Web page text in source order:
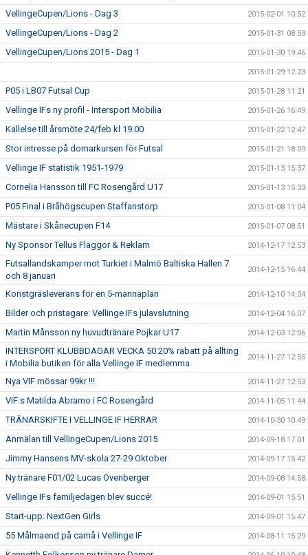
VellingeCupen/Lions - Dag 3 2015-02-01 10:52
VellingeCupen/Lions - Dag 2 2015-01-31 08:59
VellingeCupen/Lions 2015 - Dag 1 2015-01-30 19:46
2015-01-29 12:23
P05 i LB07 Futsal Cup 2015-01-28 11:21
Vellinge IFs ny profil - Intersport Mobilia 2015-01-26 16:49
Kallelse till årsmöte 24/feb kl 19.00 2015-01-22 12:47
Stor intresse på domarkursen för Futsal 2015-01-21 18:09
Vellinge IF statistik 1951-1979 2015-01-13 15:37
Cornelia Hansson till FC Rosengård U17 2015-01-13 15:33
P05 Final i Bråhögscupen Staffanstorp 2015-01-08 11:04
Mästare i Skånecupen F14 2015-01-07 08:51
Ny Sponsor Tellus Flaggor & Reklam 2014-12-17 12:53
Futsallandskamper mot Turkiet i Malmö Baltiska Hallen 7
och 8 januari
2014-12-15 16:44
Konstgräsleverans för en 5-mannaplan 2014-12-10 14:04
Bilder och pristagare: Vellinge IFs julavslutning 2014-12-04 16:07
Martin Månsson ny huvudtränare Pojkar U17 2014-12-03 12:06
INTERSPORT KLUBBDAGAR VECKA 50 20% rabatt på allting
i Mobilia butiken för alla Vellinge IF medlemma
2014-11-27 12:55
Nya VIF mössar 99kr !!! 2014-11-27 12:53
VIF:s Matilda Abramo i FC Rosengård 2014-11-05 11:44
TRÄNARSKIFTE I VELLINGE IF HERRAR 2014-10-30 10:49
Anmälan till VellingeCupen/Lions 2015 2014-09-18 17:01
Jimmy Hansens MV-skola 27-29 Oktober 2014-09-17 15:42
Ny tränare F01/02 Lucas Ovenberger 2014-09-08 14:58
Vellinge IFs familjedagen blev succé! 2014-09-01 15:51
Start-upp: NextGen Girls 2014-09-01 15:47
55 Målmaend på camå i Vellinge IF 2014-08-11 15:29